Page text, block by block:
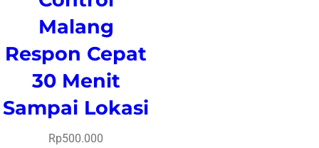
Malang
Respon Cepat
30 Menit
Sampai Lokasi
Rp500.000